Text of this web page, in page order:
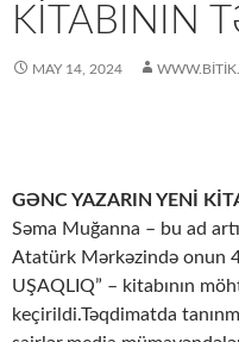
KİTABININ
MAY 14, 2024
GƏNC YAZARIN YENİ
Səma Muğanna – bu ad
Atatürk Mərkəzində onun
UŞAQLIQ” – kitabının
keçirildi.Təqdimatda